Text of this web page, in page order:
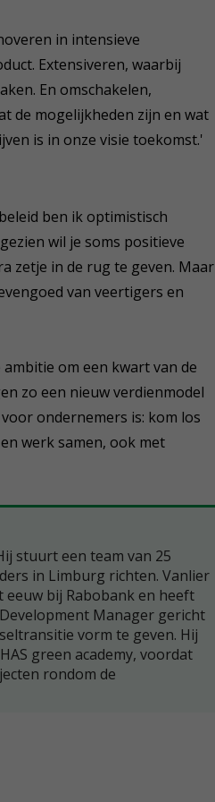
in intensieve
Extensiveren, waarbij
En omschakelen,
de mogelijkheden zijn en wat
is in onze visie toekomst.'
ben ik optimistisch
wil je soms positieve
zetje in de rug te geven. Maar
van veertigers en
om een kwart van de
zo een nieuw verdienmodel
ondernemers is: kom los
werk samen, ook met
stuurt een team van 25
in Limburg richten. Vanlier
bij Rabobank en heeft
Manager gericht
vorm te geven. Hij
green academy, voordat
rondom de